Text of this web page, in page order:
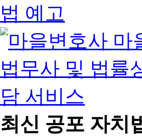
최신 공포 자치